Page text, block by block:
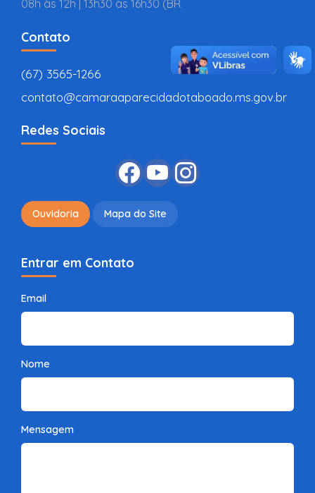
08h às 12h | 13h30 às 16h30 (BR
Contato
(67) 3565-1266
contato@camaraaparecidadotaboado.ms.gov.br
Redes Sociais
Ouvidoria Mapa do Site
Entrar em Contato
Email
Nome
Mensagem